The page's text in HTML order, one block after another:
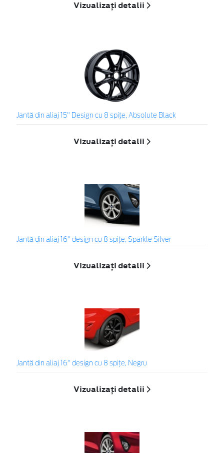
Vizualizați detalii
Jantă din aliaj 15" Design cu 8 spiţe, Absolute Black
Vizualizați detalii
Jantă din aliaj 16" design cu 8 spițe, Sparkle Silver
Vizualizați detalii
Jantă din aliaj 16" design cu 8 spițe, Negru
Vizualizați detalii